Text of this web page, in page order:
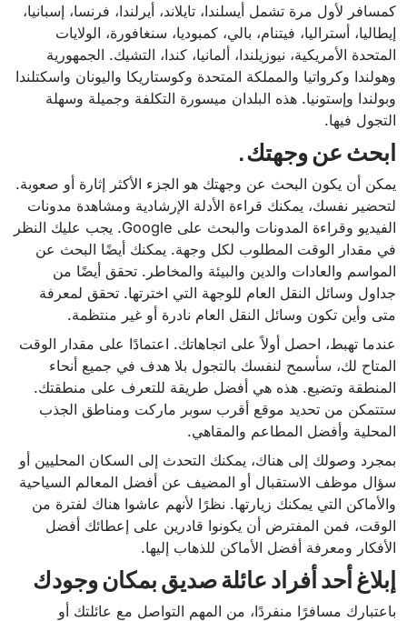
كمسافر لأول مرة تشمل أيسلندا، تايلاند، أيرلندا، فرنسا، إسبانيا،
إيطاليا، أستراليا، فيتنام، بالي، كمبوديا، سنغافورة، الولايات
المتحدة الأمريكية، نيوزيلندا، ألمانيا، كندا، التشيك. الجمهورية
وهولندا وكرواتيا والمملكة المتحدة وكوستاريكا واليونان واسكتلندا
وبولندا وإستونيا. هذه البلدان ميسورة التكلفة وجميلة وسهلة
التجول فيها.
ابحث عن وجهتك.
يمكن أن يكون البحث عن وجهتك هو الجزء الأكثر إثارة أو صعوبة.
لتحضير نفسك، يمكنك قراءة الأدلة الإرشادية ومشاهدة مدونات
الفيديو وقراءة المدونات والبحث على Google. يجب عليك النظر
في مقدار الوقت المطلوب لكل وجهة. يمكنك أيضًا البحث عن
المواسم والعادات والدين والبيئة والمخاطر. تحقق أيضًا من
جداول وسائل النقل العام للوجهة التي اخترتها. تحقق لمعرفة
متى وأين تكون وسائل النقل العام نادرة أو غير منتظمة.
عندما تهبط، احصل أولاً على اتجاهاتك. اعتمادًا على مقدار الوقت
المتاح لك، سأسمح لنفسك بالتجول بلا هدف في جميع أنحاء
المنطقة وتضيع. هذه هي أفضل طريقة للتعرف على منطقتك.
ستتمكن من تحديد موقع أقرب سوبر ماركت ومناطق الجذب
المحلية وأفضل المطاعم والمقاهي.
بمجرد وصولك إلى هناك، يمكنك التحدث إلى السكان المحليين أو
سؤال موظف الاستقبال أو المضيف عن أفضل المعالم السياحية
والأماكن التي يمكنك زيارتها. نظرًا لأنهم عاشوا هناك لفترة من
الوقت، فمن المفترض أن يكونوا قادرين على إعطائك أفضل
الأفكار ومعرفة أفضل الأماكن للذهاب إليها.
إبلاغ أحد أفراد عائلة صديق بمكان وجودك
باعتبارك مسافرًا منفردًا، من المهم التواصل مع عائلتك أو